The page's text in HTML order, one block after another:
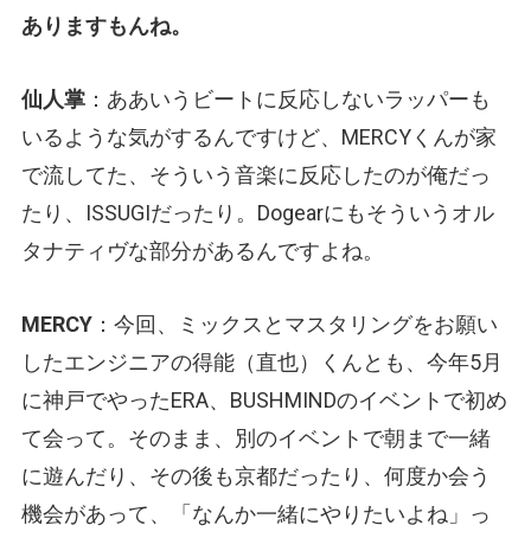
ありますもんね。
仙人掌 ：ああいうビートに反応しないラッパーも
いるような気がするんですけど、MERCYくんが家
で流してた、そういう音楽に反応したのが俺だっ
たり、ISSUGIだったり。Dogearにもそういうオル
タナティヴな部分があるんですよね。
MERCY ：今回、ミックスとマスタリングをお願い
したエンジニアの得能（直也）くんとも、今年5月
に神戸でやったERA、BUSHMINDのイベントで初め
て会って。そのまま、別のイベントで朝まで一緒
に遊んだり、その後も京都だったり、何度か会う
機会があって、「なんか一緒にやりたいよね」っ